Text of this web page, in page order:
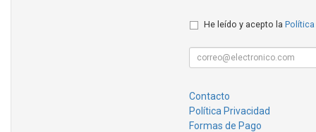
He leído y acepto la Política
Contacto
Política Privacidad
Formas de Pago